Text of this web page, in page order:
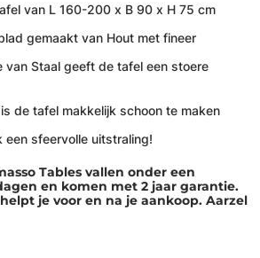
van L 160-200 x B 90 x H 75 cm
gemaakt van Hout met fineer
van Staal geeft de tafel een stoere
de tafel makkelijk schoon te maken
een sfeervolle uitstraling!
Tables vallen onder een
en komen met 2 jaar garantie.
je voor en na je aankoop. Aarzel